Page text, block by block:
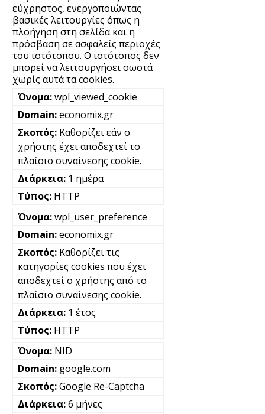
εύχρηστος, ενεργοποιώντας
βασικές λειτουργίες όπως η
πλοήγηση στη σελίδα και η
πρόσβαση σε ασφαλείς περιοχές
του ιστότοπου. Ο ιστότοπος δεν
μπορεί να λειτουργήσει σωστά
χωρίς αυτά τα cookies.
wpl_viewed_cookie
economix.gr
Καθορίζει εάν ο
χρήστης έχει αποδεχτεί το
πλαίσιο συναίνεσης cookie.
1 ημέρα
HTTP
wpl_user_preference
economix.gr
Καθορίζει τις
κατηγορίες cookies που έχει
αποδεχτεί ο χρήστης από το
πλαίσιο συναίνεσης cookie.
1 έτος
HTTP
NID
google.com
Google Re-Captcha
6 μήνες